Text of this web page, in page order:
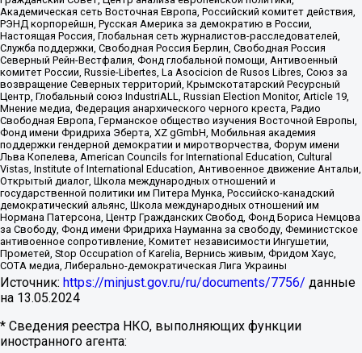
Академическая сеть Восточная Европа, Российский комитет действия,
РЭНД корпорейшн, Русская Америка за демократию в России,
Настоящая Россия, Глобальная сеть журналистов-расследователей,
Служба поддержки, Свободная Россия Берлин, Свободная Россия
Северный Рейн-Вестфалия, Фонд глобальной помощи, Антивоенный
комитет России, Russie-Libertes, La Asocicion de Rusos Libres, Союз за
возвращение Северных территорий, Крымскотатарский Ресурсный
Центр, Глобальный союз IndustriALL, Russian Election Monitor, Article 19,
Мнение медиа, Федерация анархического черного креста, Радио
Свободная Европа, Германское общество изучения Восточной Европы,
Фонд имени Фридриха Эберта, XZ gGmbH, Мобильная академия
поддержки гендерной демократии и миротворчества, Форум имени
Льва Копелева, American Councils for International Education, Cultural
Vistas, Institute of International Education, Антивоенное движение Антальи,
Открытый диалог, Школа международных отношений и
государственной политики им Питера Мунка, Российско-канадский
демократический альянс, Школа международных отношений им
Нормана Патерсона, Центр Гражданских Свобод, Фонд Бориса Немцова
за Свободу, Фонд имени Фридриха Науманна за свободу, Феминистское
антивоенное сопротивление, Комитет независимости Ингушетии,
Прометей, Stop Occupation of Karelia, Вернись живым, Фридом Хаус,
СОТА медиа, Либерально-демократическая Лига Украины
Источник: https://minjust.gov.ru/ru/documents/7756/ данные
на 13.05.2024
* Сведения реестра НКО, выполняющих функции
иностранного агента: